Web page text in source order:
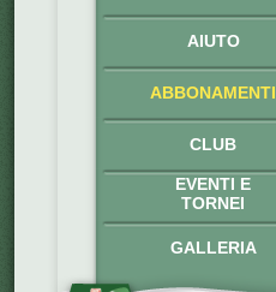
AIUTO
ABBONAMENTI
CLUB
EVENTI E
TORNEI
GALLERIA